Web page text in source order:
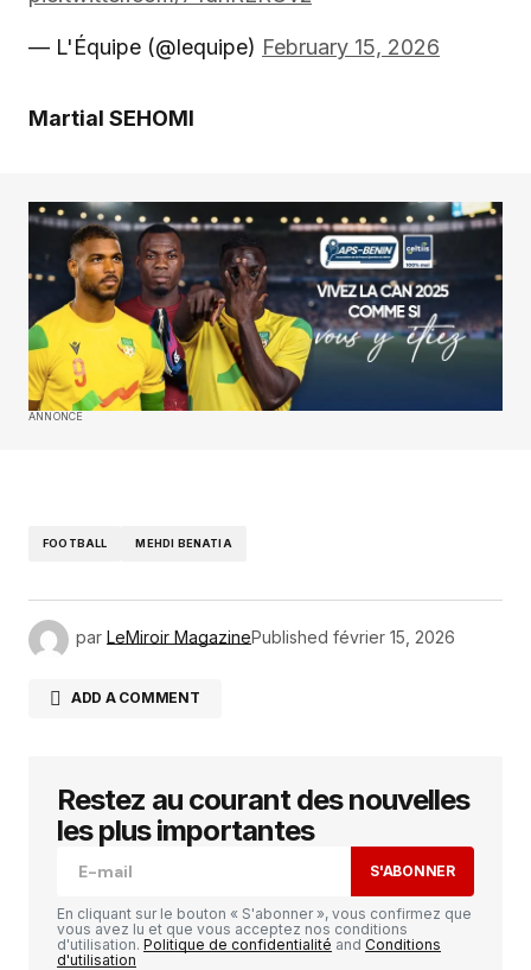
— L'Équipe (@lequipe) February 15, 2026
Martial SEHOMI
ANNONCE
FOOTBALL MEHDI BENATIA
par LeMiroir MagazinePublished février 15, 2026
ADD A COMMENT
Votre adresse e-mail ne sera pas publiée. Les
champs obligatoires sont indiqués avec
Restez au courant des nouvelles
les plus importantes
S'ABONNER
En cliquant sur le bouton « S'abonner », vous confirmez que
vous avez lu et que vous acceptez nos conditions
d'utilisation. Politique de confidentialité and Conditions
d'utilisation